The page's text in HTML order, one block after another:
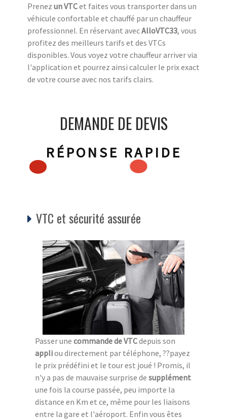
Prenez un VTCet faites vous transporter dans un
véhicule confortable et chauffé par un chauffeur
professionnel. En réservant avecAlloVTC33, vous
profitez des meilleurs tarifs et des VTCs
disponibles. Vous voyez votre chauffeur arriver via
l'application et pourrez ainsi calculer le prix exact
de votre course avec nos tarifs clairs.
DEMANDE DE DEVIS
RÉPONSE RAPIDE
VTC et sécurité assurée
Passer une commande de VTCdepuis son
appliou directement par téléphone, ??payez
le prix prédéfini et le tour est joué ! Promis, il
n'y a pas de mauvaise surprise de supplément
une fois la course passée, peu importe la
distance en Km et ce, même pour les liaisons
entre la gare et l'aéroport. Enfin vous êtes